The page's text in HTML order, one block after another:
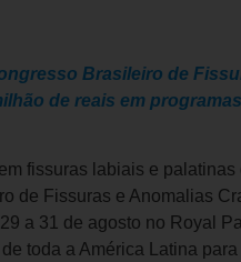
Brasileiro de
de reais em
fissuras labiais e palatinas
de Fissuras e Anomalias
a 31 de agosto no Royal
toda a América Latina